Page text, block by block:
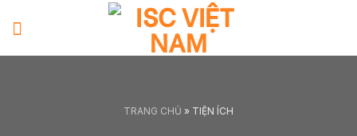
TRANG CHỦ » TIỆN ÍCH